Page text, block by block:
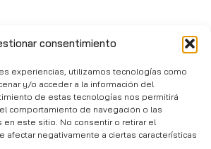
consentimiento
experiencias, utilizamos tecnologías como
y/o acceder a la información del
de estas tecnologías nos permitirá
comportamiento de navegación o las
en este sitio. No consentir o retirar el
afectar negativamente a ciertas características
Chico 14 - Mijas 29651